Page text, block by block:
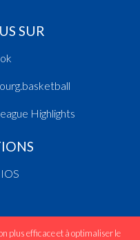
SUR
Highlights
plus efficace et à optimaliser le